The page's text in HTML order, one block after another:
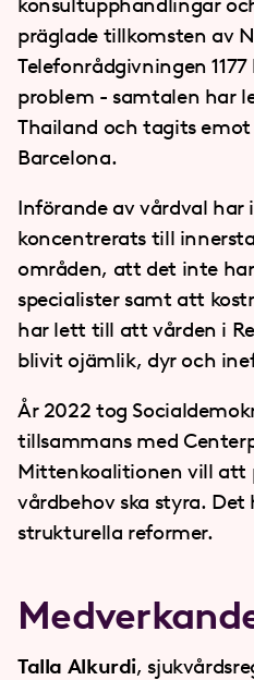
präglade tillkomsten av
Telefonrådgivningen
problem - samtalen har
Thailand och tagits
Barcelona.
Införande av vårdval
koncentrerats till
områden, att det inte
specialister samt att
har lett till att vården i
blivit ojämlik, dyr och
År 2022 tog
tillsammans med
Mittenkoalitionen vill att
vårdbehov ska styra.
strukturella reformer.
Talla Alkurdi,